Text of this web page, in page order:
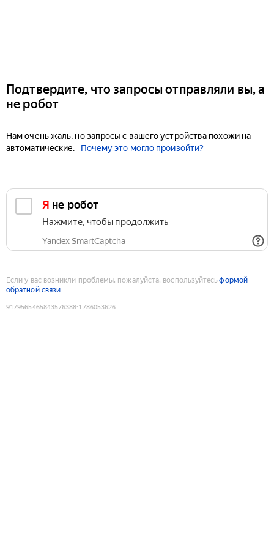
Подтвердите, что запросы отправляли вы, а
не робот
Нам очень жаль, но запросы с вашего устройства похожи на
автоматические.
Почему это могло произойти?
Я не робот
Нажмите, чтобы продолжить
Yandex SmartCaptcha
Если у вас возникли проблемы, пожалуйста, воспользуйтесьформой
обратной связи
9179565465843576388:1786053626